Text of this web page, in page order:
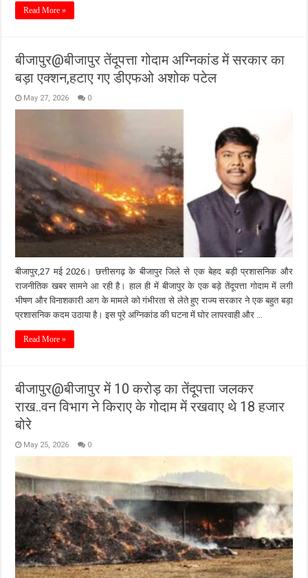
Read More »
बीजापुर@बीजापुर तेंदूपत्ता गोदाम अग्निकांड में सरकार का
बड़ा एक्शन,हटाए गए डीएफओ अशोक पटेल
May 27, 2026 0
बीजापुर,27 मई 2026। छत्तीसगढ़ के बीजापुर जिले से एक बेहद बड़ी प्रशासनिक और
राजनीतिक खबर सामने आ रही है। हाल ही में बीजापुर के एक बड़े तेंदूपत्ता गोदाम में लगी
भीषण और विनाशकारी आग के मामले को गंभीरता से लेते हुए राज्य सरकार ने एक बहुत बड़ा
प्रशासनिक कदम उठाया है। इस पूरे अग्निकांड की घटना में घोर लापरवाही और …
Read More »
बीजापुर@बीजापुर में 10 करोड़ का तेंदूपत्ता जलकर
राख..वन विभाग ने किराए के गोदाम में रखवाए थे 18 हजार
बोरे
May 25, 2026 0